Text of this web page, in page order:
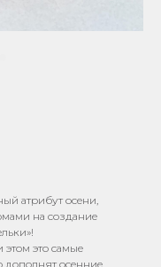
атрибут осени,
на создание
это самые
дополнят осенние